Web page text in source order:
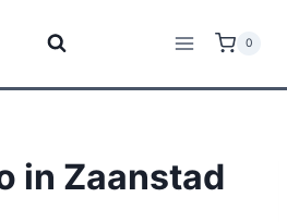
0
in Zaanstad